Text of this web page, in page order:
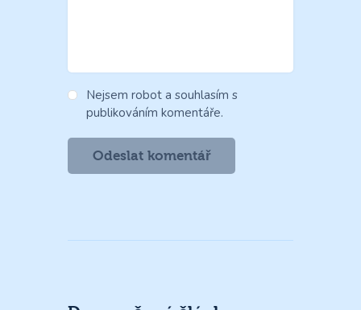
Nejsem robot a souhlasím s
publikováním komentáře.